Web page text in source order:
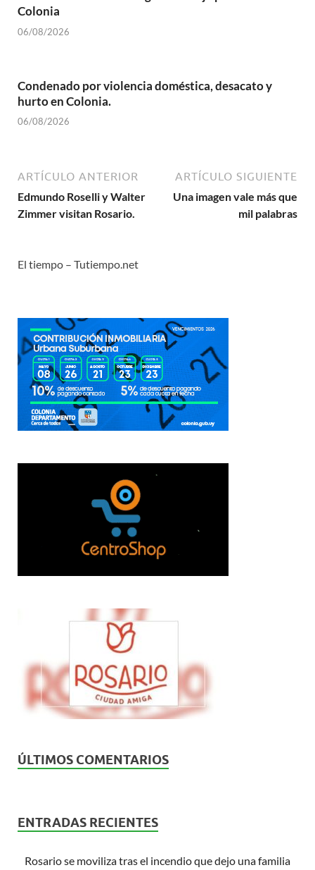
Colonia
06/08/2026
Condenado por violencia doméstica, desacato y
hurto en Colonia.
06/08/2026
ARTÍCULO ANTERIOR
Edmundo Roselli y Walter
Zimmer visitan Rosario.
ARTÍCULO SIGUIENTE
Una imagen vale más que
mil palabras
El tiempo – Tutiempo.net
ÚLTIMOS COMENTARIOS
ENTRADAS RECIENTES
Rosario se moviliza tras el incendio que dejo una familia